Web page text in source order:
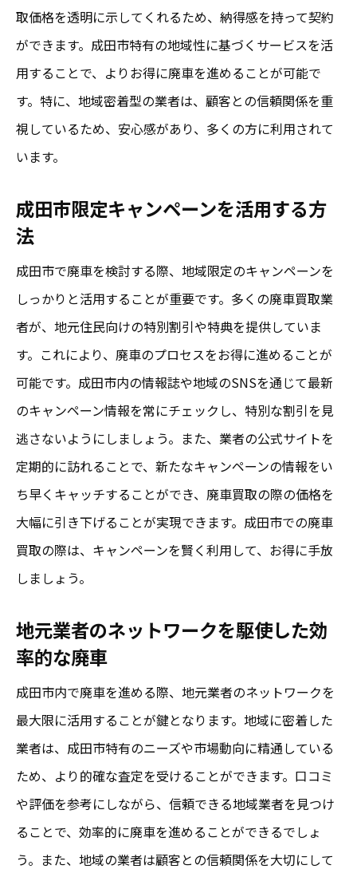
取価格を透明に示してくれるため、納得感を持って契約
ができます。成田市特有の地域性に基づくサービスを活
用することで、よりお得に廃車を進めることが可能で
す。特に、地域密着型の業者は、顧客との信頼関係を重
視しているため、安心感があり、多くの方に利用されて
います。
成田市限定キャンペーンを活用する方
法
成田市で廃車を検討する際、地域限定のキャンペーンを
しっかりと活用することが重要です。多くの廃車買取業
者が、地元住民向けの特別割引や特典を提供していま
す。これにより、廃車のプロセスをお得に進めることが
可能です。成田市内の情報誌や地域のSNSを通じて最新
のキャンペーン情報を常にチェックし、特別な割引を見
逃さないようにしましょう。また、業者の公式サイトを
定期的に訪れることで、新たなキャンペーンの情報をい
ち早くキャッチすることができ、廃車買取の際の価格を
大幅に引き下げることが実現できます。成田市での廃車
買取の際は、キャンペーンを賢く利用して、お得に手放
しましょう。
地元業者のネットワークを駆使した効
率的な廃車
成田市内で廃車を進める際、地元業者のネットワークを
最大限に活用することが鍵となります。地域に密着した
業者は、成田市特有のニーズや市場動向に精通している
ため、より的確な査定を受けることができます。口コミ
や評価を参考にしながら、信頼できる地域業者を見つけ
ることで、効率的に廃車を進めることができるでしょ
う。また、地域の業者は顧客との信頼関係を大切にして